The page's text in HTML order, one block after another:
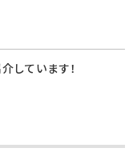
しています！